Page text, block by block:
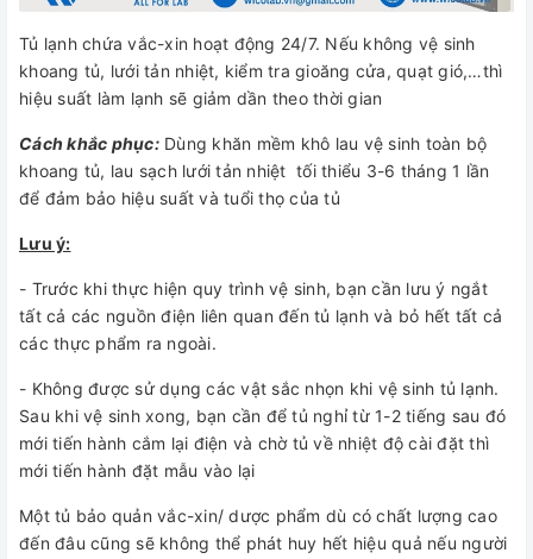
Tủ lạnh chứa vắc-xin hoạt động 24/7. Nếu không vệ sinh
khoang tủ, lưới tản nhiệt, kiểm tra gioăng cửa, quạt gió,…thì
hiệu suất làm lạnh sẽ giảm dần theo thời gian
Cách khắc phục:Dùng khăn mềm khô lau vệ sinh toàn bộ
khoang tủ, lau sạch lưới tản nhiệt tối thiểu 3-6 tháng 1 lần
để đảm bảo hiệu suất và tuổi thọ của tủ
Lưu ý:
- Trước khi thực hiện quy trình vệ sinh, bạn cần lưu ý ngắt
tất cả các nguồn điện liên quan đến tủ lạnh và bỏ hết tất cả
các thực phẩm ra ngoài.
- Không được sử dụng các vật sắc nhọn khi vệ sinh tủ lạnh.
Sau khi vệ sinh xong, bạn cần để tủ nghỉ từ 1-2 tiếng sau đó
mới tiến hành cắm lại điện và chờ tủ về nhiệt độ cài đặt thì
mới tiến hành đặt mẫu vào lại
Một tủ bảo quản vắc-xin/ dược phẩm dù có chất lượng cao
đến đâu cũng sẽ không thể phát huy hết hiệu quả nếu người